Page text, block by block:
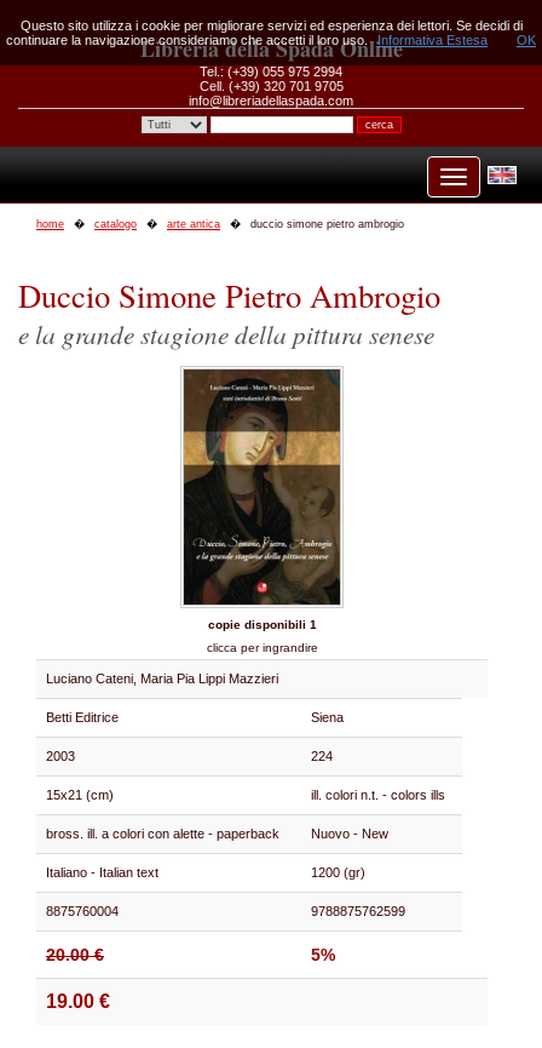
Libreria della Spada Online
Tel.: (+39) 055 975 2994
Cell. (+39) 320 701 9705
info@libreriadellaspada.com
home catalogo arte antica duccio simone pietro ambrogio
Duccio Simone Pietro Ambrogio
e la grande stagione della pittura senese
copie disponibili 1
clicca per ingrandire
Luciano Cateni, Maria Pia Lippi Mazzieri
Betti Editrice Siena
2003 224
15x21 (cm) ill. colori n.t. - colors ills
bross. ill. a colori con alette - paperback Nuovo - New
Italiano - Italian text 1200 (gr)
8875760004 9788875762599
20.00 € 5%
19.00 €
Questo sito utilizza i cookie per migliorare servizi ed esperienza dei lettori. Se decidi di
continuare la navigazione consideriamo che accetti il loro uso.
Informativa Estesa OK